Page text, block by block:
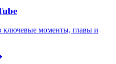
ключевые моменты, главы и